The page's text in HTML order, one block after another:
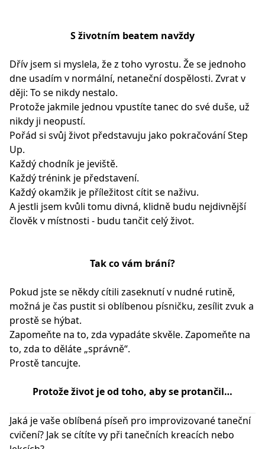
S životním beatem navždy
Dřív jsem si myslela, že z toho vyrostu. Že se jednoho
dne usadím v normální, netaneční dospělosti. Zvrat v
ději: To se nikdy nestalo.
Protože jakmile jednou vpustíte tanec do své duše, už
nikdy ji neopustí.
Pořád si svůj život představuju jako pokračování Step
Up.
Každý chodník je jeviště.
Každý trénink je představení.
Každý okamžik je příležitost cítit se naživu.
A jestli jsem kvůli tomu divná, klidně budu nejdivnější
člověk v místnosti - budu tančit celý život.
Tak co vám brání?
Pokud jste se někdy cítili zaseknutí v nudné rutině,
možná je čas pustit si oblíbenou písničku, zesílit zvuk a
prostě se hýbat.
Zapomeňte na to, zda vypadáte skvěle. Zapomeňte na
to, zda to děláte „správně“.
Prostě tancujte.
Protože život je od toho, aby se protančil…
Jaká je vaše oblíbená píseň pro improvizované taneční
cvičení? Jak se cítíte vy při tanečních kreacích nebo